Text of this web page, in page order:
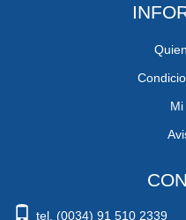
tel. (0034) 91 510 2339